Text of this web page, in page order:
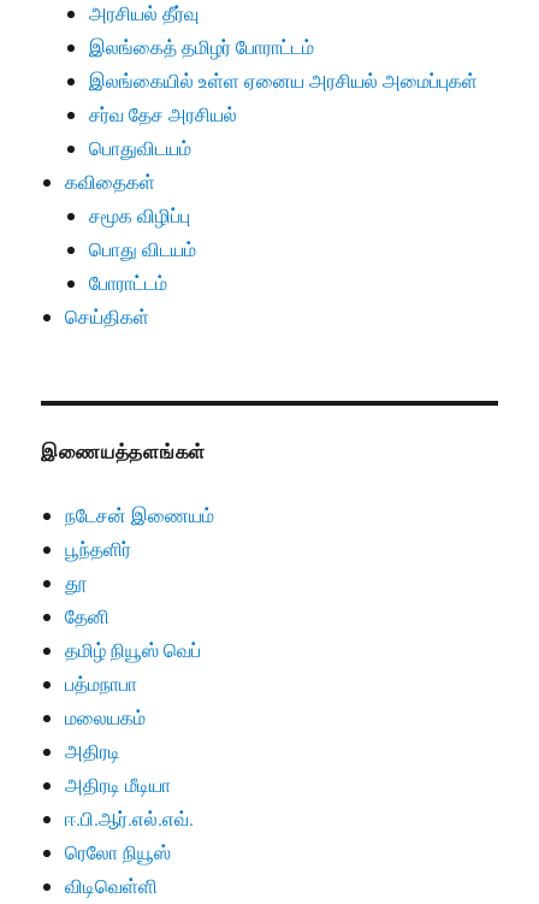
அரசியல் தீர்வு
இலங்கைத் தமிழர் போராட்டம்
இலங்கையில் உள்ள ஏனைய அரசியல் அமைப்புகள்
சர்வ தேச அரசியல்
பொதுவிடயம்
கவிதைகள்
சமூக விழிப்பு
பொது விடயம்
போராட்டம்
செய்திகள்
இணையத்தளங்கள்
நடேசன் இணையம்
பூந்தளிர்
தூ
தேனி
தமிழ் நியூஸ் வெப்
பத்மநாபா
மலையகம்
அதிரடி
அதிரடி மீடியா
ஈ.பி.ஆர்.எல்.எவ்.
ரெலோ நியூஸ்
விடிவெள்ளி